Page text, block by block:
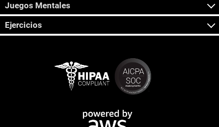
Juegos Mentales
Ejercicios